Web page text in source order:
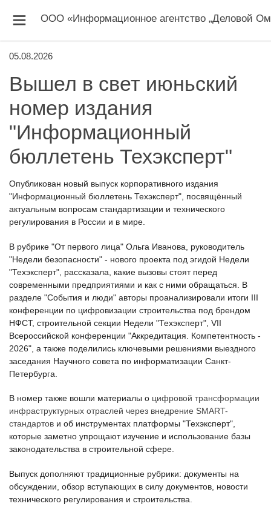
ООО «Информационное агентство „Деловой
05.08.2026
Вышел в свет июньский
номер издания
"Информационный
бюллетень Техэксперт"
Опубликован новый выпуск корпоративного издания
"Информационный бюллетень Техэксперт", посвящённый
актуальным вопросам стандартизации и технического
регулирования в России и в мире.
В рубрике "От первого лица" Ольга Иванова, руководитель
"Недели безопасности" - нового проекта под эгидой Недели
"Техэксперт", рассказала, какие вызовы стоят перед
современными предприятиями и как с ними обращаться. В
разделе "События и люди" авторы проанализировали итоги III
конференции по цифровизации строительства под брендом
НФСТ, строительной секции Недели "Техэксперт", VII
Всероссийской конференции "Аккредитация. Компетентность -
2026", а также поделились ключевыми решениями выездного
заседания Научного совета по информатизации Санкт-
Петербурга.
В номер также вошли материалы о цифровой трансформации
инфраструктурных отраслей через внедрение SMART-
стандартов и об инструментах платформы "Техэксперт",
которые заметно упрощают изучение и использование базы
законодательства в строительной сфере.
Выпуск дополняют традиционные рубрики: документы на
обсуждении, обзор вступающих в силу документов, новости
технического регулирования и строительства.